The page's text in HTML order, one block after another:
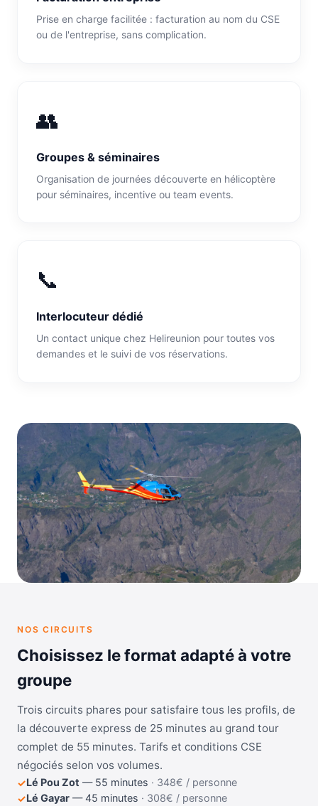
Prise en charge facilitée : facturation au nom du CSE
ou de l'entreprise, sans complication.
👥
Groupes & séminaires
Organisation de journées découverte en hélicoptère
pour séminaires, incentive ou team events.
📞
Interlocuteur dédié
Un contact unique chez Helireunion pour toutes vos
demandes et le suivi de vos réservations.
NOS CIRCUITS
Choisissez le format adapté à votre
groupe
Trois circuits phares pour satisfaire tous les profils, de
la découverte express de 25 minutes au grand tour
complet de 55 minutes. Tarifs et conditions CSE
négociés selon vos volumes.
✓Lé Pou Zot — 55 minutes · 348€ / personne
✓Lé Gayar —45 minutes · 308€ / personne